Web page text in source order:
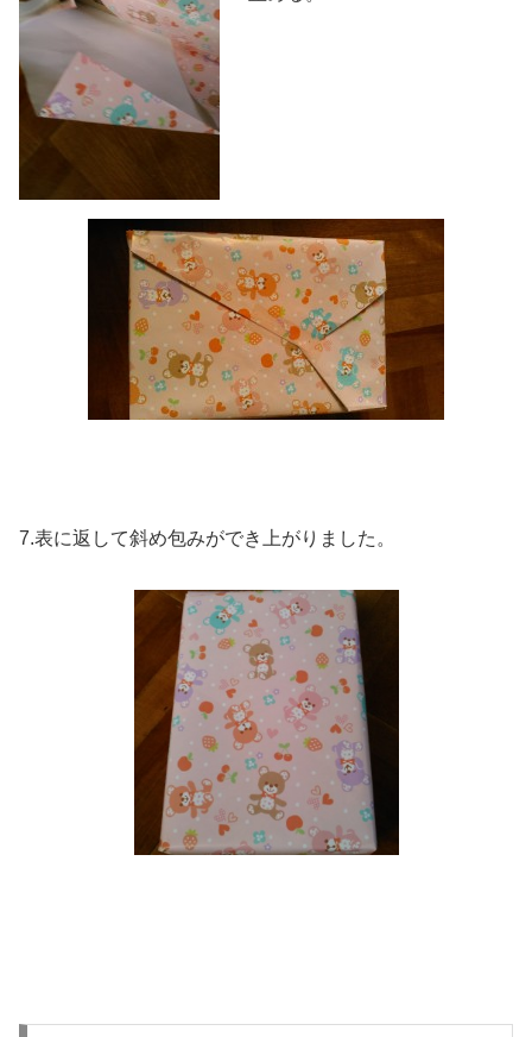
7.表に返して斜め包みができ上がりました。